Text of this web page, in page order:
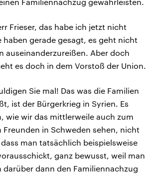
Familiennachzug gewährleisten.
Frieser, das habe ich jetzt nicht
haben gerade gesagt, es geht nicht
auseinanderzureißen. Aber doch
es doch in dem Vorstoß der Union.
Sie mal! Das was die Familien
ist der Bürgerkrieg in Syrien. Es
wie wir das mittlerweile auch zum
Freunden in Schweden sehen, nicht
man tatsächlich beispielsweise
ganz bewusst, weil man
darüber dann den Familiennachzug